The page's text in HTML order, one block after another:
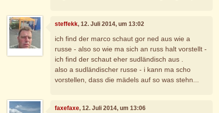
steffekk, 12. Juli 2014, um 13:02
ich find der marco schaut gor ned aus wie a
russe - also so wie ma sich an russ halt vorstellt -
ich find der schaut eher sudländisch aus .
also a sudländischer russe - i kann ma scho
vorstellen, dass die mädels auf so was stehn...
faxefaxe, 12. Juli 2014, um 13:06